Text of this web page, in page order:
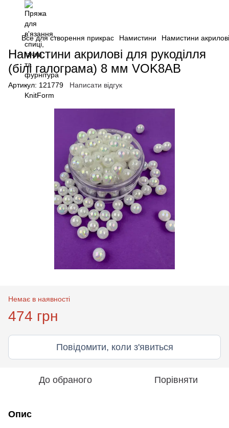
Все для створення прикрас Намистини Намистини акрилові
Намистини акрилові для рукоділля
(білі галограма) 8 мм VOK8AB
Артикул: 121779 Написати відгук
Немає в наявності
474 грн
Повідомити, коли з'явиться
До обраного Порівняти
Опис